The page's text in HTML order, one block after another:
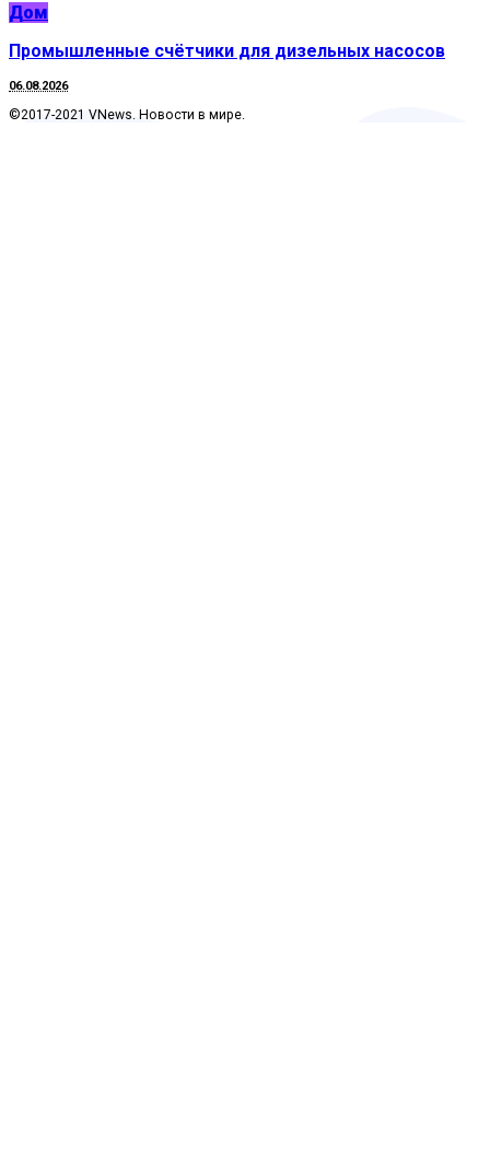
Дом
Промышленные счётчики для дизельных насосов
06.08.2026
©2017-2021 VNews. Новости в мире.